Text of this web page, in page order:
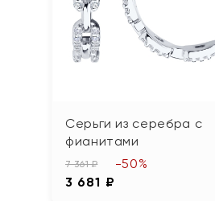
Серьги из серебра с
фианитами
7 361 ₽
3 681 ₽
-50%